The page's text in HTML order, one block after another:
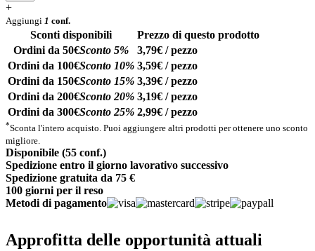
+
Aggiungi 1 conf.
Sconti disponibili
Prezzo di questo prodotto
Ordini da 50€Sconto 5%
3,79€ / pezzo
Ordini da 100€Sconto 10% 3,59€ / pezzo
Ordini da 150€Sconto 15% 3,39€ / pezzo
Ordini da 200€Sconto 20% 3,19€ / pezzo
Ordini da 300€Sconto 25% 2,99€ / pezzo
*Sconta l'intero acquisto. Puoi aggiungere altri prodotti per ottenere uno sconto
migliore.
Disponibile (55 conf.)
Spedizione entro il giorno lavorativo successivo
Spedizione gratuita da 75 €
100 giorni per il reso
Metodi di pagamento
Approfitta delle opportunità attuali